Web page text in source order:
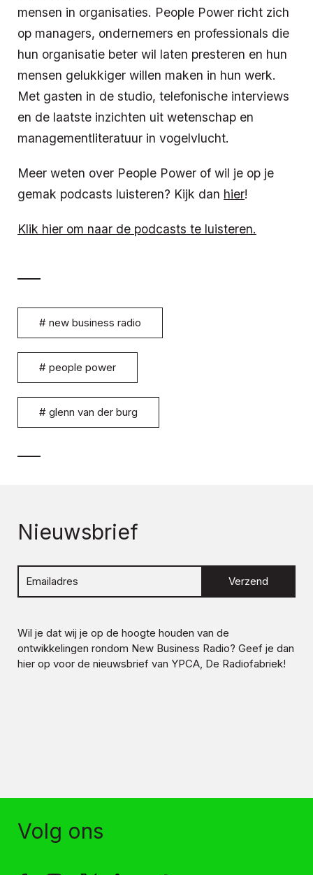
mensen in organisaties. People Power richt zich
op managers, ondernemers en professionals die
hun organisatie beter wil laten presteren en hun
mensen gelukkiger willen maken in hun werk.
Met gasten in de studio, telefonische interviews
en de laatste inzichten uit wetenschap en
managementliteratuur in vogelvlucht.
Meer weten over People Power of wil je op je
gemak podcasts luisteren? Kijk dan hier!
Klik hier om naar de podcasts te luisteren.
# new business radio
# people power
# glenn van der burg
Nieuwsbrief
Verzend
Wil je dat wij je op de hoogte houden van de
ontwikkelingen rondom New Business Radio? Geef je dan
hier op voor de nieuwsbrief van YPCA, De Radiofabriek!
Volg ons